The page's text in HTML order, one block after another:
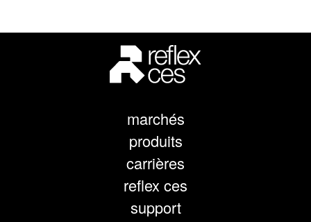
marchés
produits
carrières
reflex ces
support